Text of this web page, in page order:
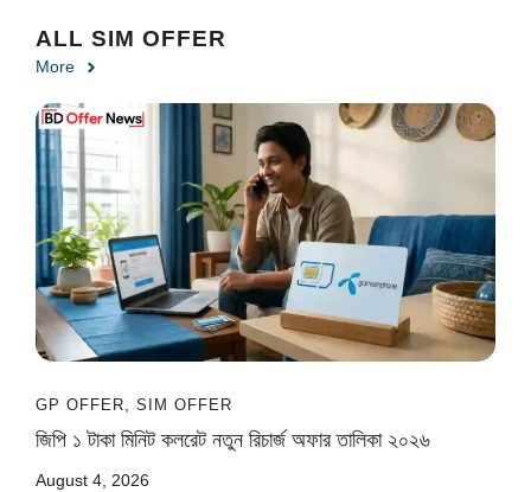
ALL SIM OFFER
More
GP OFFER, SIM OFFER
জিপি ১ টাকা মিনিট কলরেট নতুন রিচার্জ অফার তালিকা ২০২৬
August 4, 2026